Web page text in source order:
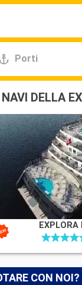
Porti
DELLA
EXPLORA
CON